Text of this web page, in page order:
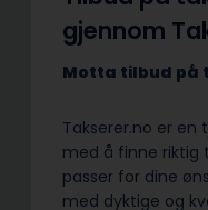
gjennom
Motta tilbud på
Takserer.no er en
med å finne riktig
passer for dine
med dyktige og